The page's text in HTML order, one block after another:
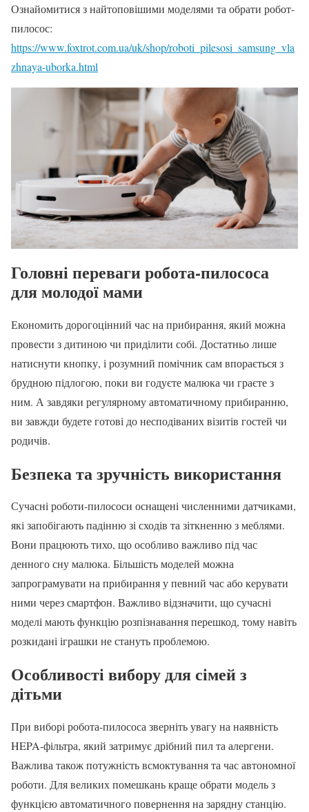
Ознайомитися з найтоповішими моделями та обрати робот-
пилосос:
https://www.foxtrot.com.ua/uk/shop/roboti_pilesosi_samsung_vla
zhnaya-uborka.html
Головні переваги робота-пилососа
для молодої мами
Економить дорогоцінний час на прибирання, який можна
провести з дитиною чи приділити собі. Достатньо лише
натиснути кнопку, і розумний помічник сам впорається з
брудною підлогою, поки ви годуєте малюка чи граєте з
ним. А завдяки регулярному автоматичному прибиранню,
ви завжди будете готові до несподіваних візитів гостей чи
родичів.
Безпека та зручність використання
Сучасні роботи-пилососи оснащені численними датчиками,
які запобігають падінню зі сходів та зіткненню з меблями.
Вони працюють тихо, що особливо важливо під час
денного сну малюка. Більшість моделей можна
запрограмувати на прибирання у певний час або керувати
ними через смартфон. Важливо відзначити, що сучасні
моделі мають функцію розпізнавання перешкод, тому навіть
розкидані іграшки не стануть проблемою.
Особливості вибору для сімей з
дітьми
При виборі робота-пилососа зверніть увагу на наявність
HEPA-фільтра, який затримує дрібний пил та алергени.
Важлива також потужність всмоктування та час автономної
роботи. Для великих помешкань краще обрати модель з
функцією автоматичного повернення на зарядну станцію.